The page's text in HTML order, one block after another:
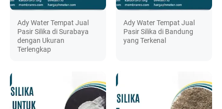
Ady Water Tempat Jual
Pasir Silika di Surabaya
dengan Ukuran
Terlengkap
Ady Water Tempat Jual
Pasir Silika di Bandung
yang Terkenal